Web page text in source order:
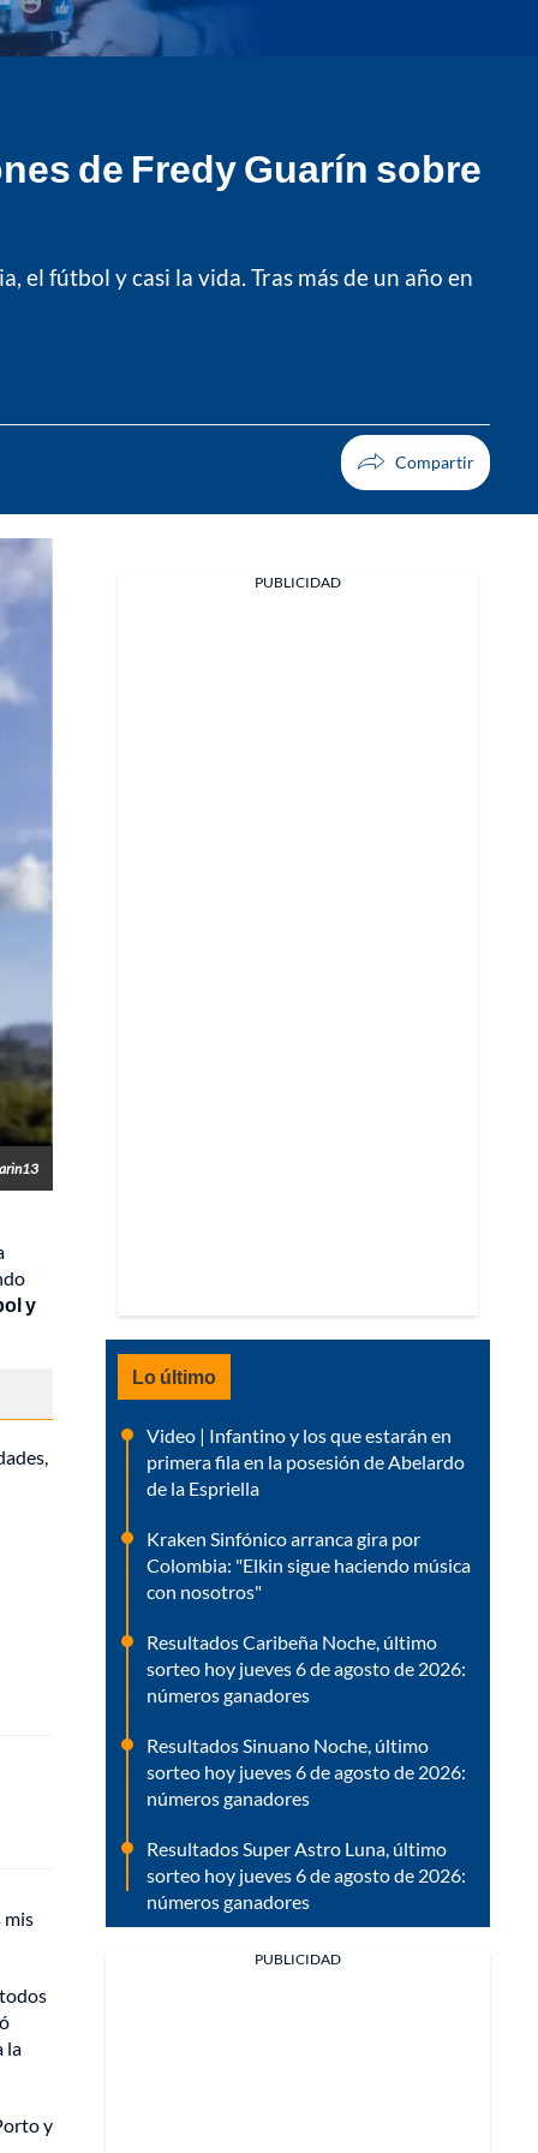
de Fredy Guarín sobre
fútbol y casi la vida. Tras más de un año en
y
la
y
PUBLICIDAD
Lo último
Video | Infantino y los que estarán en
primera fila en la posesión de Abelardo
de la Espriella
Kraken Sinfónico arranca gira por
Colombia: "Elkin sigue haciendo música
con nosotros"
Resultados Caribeña Noche, último
sorteo hoy jueves 6 de agosto de 2026:
números ganadores
Resultados Sinuano Noche, último
sorteo hoy jueves 6 de agosto de 2026:
números ganadores
Resultados Super Astro Luna, último
sorteo hoy jueves 6 de agosto de 2026:
números ganadores
PUBLICIDAD